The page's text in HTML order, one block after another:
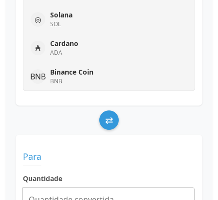
◎ Solana
SOL
₳ Cardano
ADA
BNB Binance Coin
BNB
●
AVAX Avalanche
AVAX
⇄
Para
Quantidade